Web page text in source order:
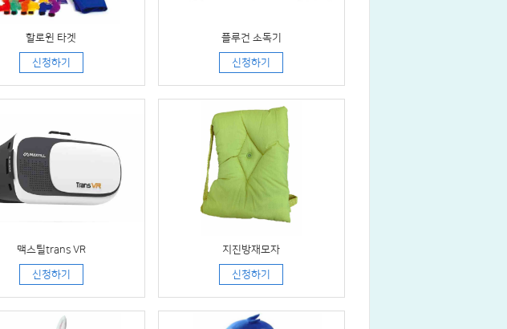
할로윈 타겟
신청하기
플루건 소독기
신청하기
맥스틸trans VR
신청하기
지진방재모자
신청하기